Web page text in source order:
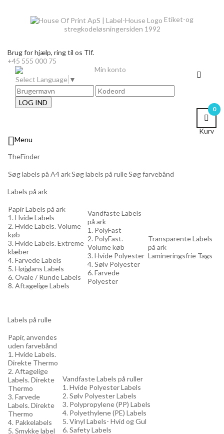
Etiket-og
stregkodeløsningersiden 1992
Brug for hjælp, ring til os Tlf.
+45 555 000 75
Select Language ▼
LOG IND
0
Kurv
Min konto
Menu
TheFinder
Søg labels på A4 arkSøg labels på rulleSøg farvebånd
Labels på ark
Papir Labels på ark
1. Hvide Labels
2. Hvide Labels. Volume
køb
3. Hvide Labels. Extreme
klæber
4. Farvede Labels
5. Højglans Labels
6. Ovale / Runde Labels
8. Aftagelige Labels
Vandfaste Labels
på ark
1. PolyFast
2. PolyFast.
Volume køb
3. Hvide Polyester
4. Sølv Polyester
6. Farvede
Polyester
Transparente Labels
på ark
Lamineringsfrie Tags
Labels på rulle
Papir, anvendes
uden farvebånd
1. Hvide Labels.
Direkte Thermo
2. Aftagelige
Labels. Direkte
Thermo
3. Farvede
Labels. Direkte
Thermo
4. Pakkelabels
5. Smykke label
Vandfaste Labels på ruller
1. Hvide Polyester Labels
2. Sølv Polyester Labels
3. Polypropylene (PP) Labels
4. Polyethylene (PE) Labels
5. Vinyl Labels- Hvid og Gul
6. Safety Labels